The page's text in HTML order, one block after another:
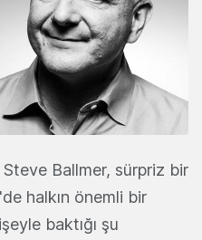
Ballmer, sürpriz bir
halkın önemli bir
baktığı şu